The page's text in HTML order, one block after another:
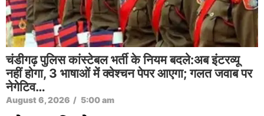
चंडीगढ़ पुलिस कांस्टेबल भर्ती के नियम बदले:अब इंटरव्यू
नहीं होगा, 3 भाषाओं में क्वेश्चन पेपर आएगा; गलत जवाब पर
नेगेटिव…
August 6, 2026 / 5:00 am